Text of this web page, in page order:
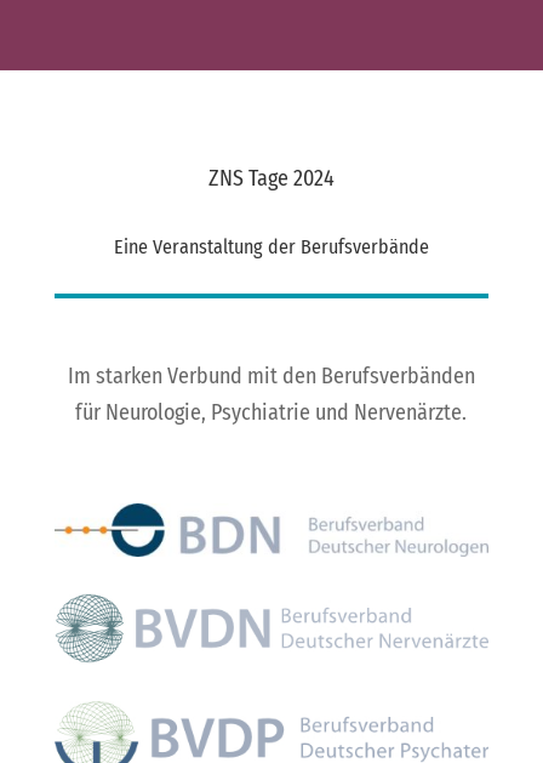
ZNS Tage 2024
Eine Veranstaltung der Berufsverbände
Im starken Verbund mit den Berufsverbänden
für Neurologie, Psychiatrie und Nervenärzte.